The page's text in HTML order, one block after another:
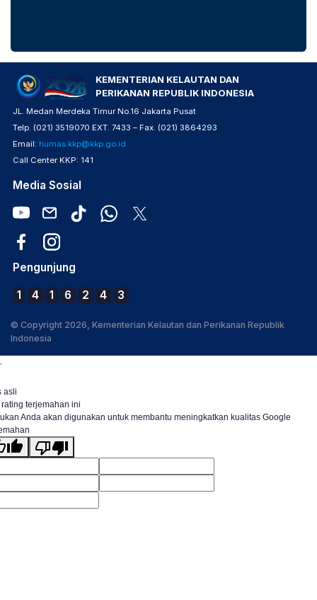
KEMENTERIAN KELAUTAN DAN
PERIKANAN REPUBLIK INDONESIA
JL. Medan Merdeka Timur No.16 Jakarta Pusat
Telp. (021) 3519070 EXT. 7433 – Fax. (021) 3864293
Email: humas.kkp@kkp.go.id
Call Center KKP: 141
Media Sosial
Pengunjung
1 4 1 6 2 4 3
© Copyright 2026, Kementerian Kelautan dan Perikanan Republik
Indonesia
.
asli
terjemahan ini
Anda akan digunakan untuk membantu meningkatkan kualitas Google